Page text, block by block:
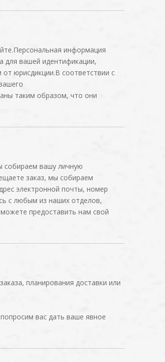
информация
для вашей идентификации,
юрисдикции.В соответствии с
таким образом, что они
собираем вашу личную
заказ, мы собираем
электронной почты, номер
с любым из наших отделов,
предоставить нам свой
планирования доставки или
вас дать ваше явное